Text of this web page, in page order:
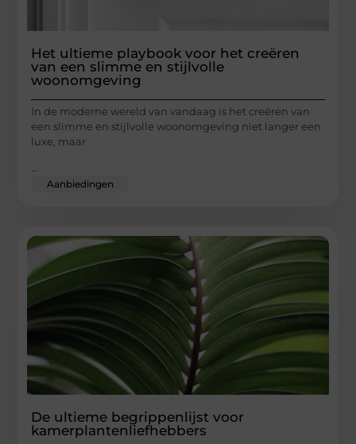
Het ultieme playbook voor het creëren
van een slimme en stijlvolle
woonomgeving
In de moderne wereld van vandaag is het creëren van
een slimme en stijlvolle woonomgeving niet langer een
luxe, maar
...
Aanbiedingen
De ultieme begrippenlijst voor
kamerplantenliefhebbers